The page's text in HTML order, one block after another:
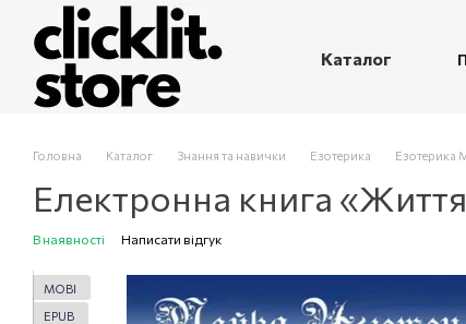
Перейти до основного контенту
Каталог
Головна Каталог Знання та навички Езотерика Езотерика
Електронна книга
В наявності Написати відгук
MOBI
EPUB